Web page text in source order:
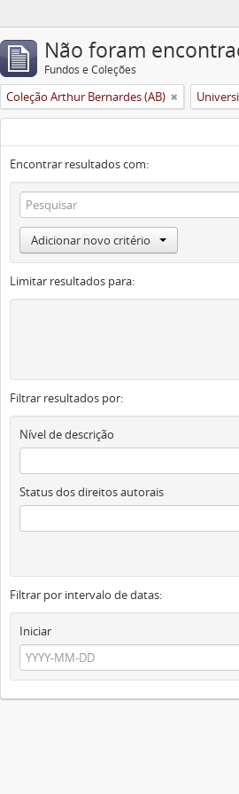
Não foram
Fundos e Coleções
Coleção Arthur Bernardes (AB)
Encontrar resultados com:
Adicionar novo critério
Limitar resultados para:
Filtrar resultados por:
Nível de descrição
Status dos direitos autorais
Filtrar por intervalo de datas:
Iniciar